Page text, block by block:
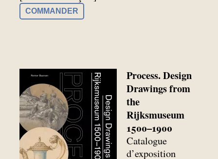
COMMANDER
Process. Design
Drawings from
the
Rijksmuseum
1500–1900
Catalogue
d’exposition